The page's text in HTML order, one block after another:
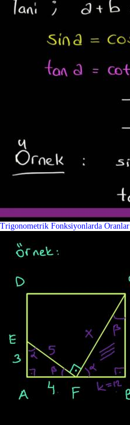
Trigonometrik Fonksiyonlarda Oranlar